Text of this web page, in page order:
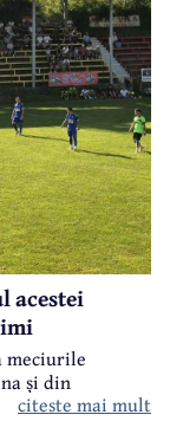
acestei
meciurile
și din
citeste mai mult